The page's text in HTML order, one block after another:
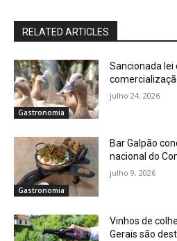
RELATED ARTICLES
Gastronomia
Sancionada lei
julho 24, 2026
Gastronomia
Bar Galpão
nacional do
julho 9, 2026
Vinhos de
Gerais são